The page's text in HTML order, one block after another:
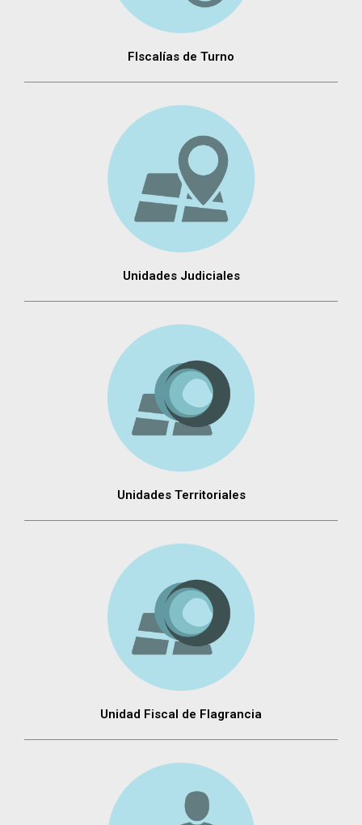
FIscalías de Turno
Unidades Judiciales
Unidades Territoriales
Unidad Fiscal de Flagrancia